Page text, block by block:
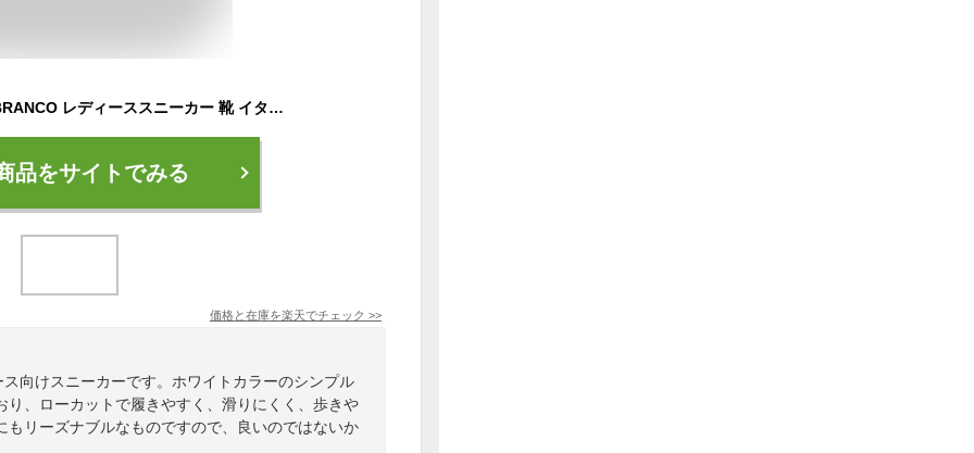
VEJA ヴェジャ RIO BRANCO レディーススニーカー 靴 イタリア正規品 新品 RB0102382A
品をサイトでみる
価格と在庫を楽天でチェック >>
向けスニーカーです。ホワイトカラーのシンプル
り、ローカットで履きやすく、滑りにくく、歩きや
もリーズナブルなものですので、良いのではないか